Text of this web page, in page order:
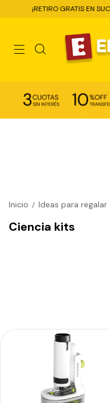
GRATIS EN SUCURSAL! -
Inicio / Ideas para regalar
Ciencia kits